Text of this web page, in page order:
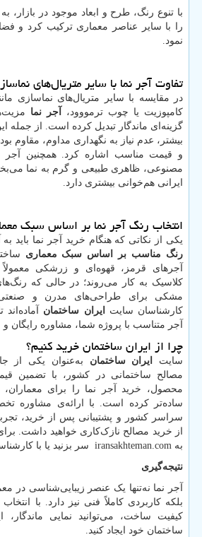
با تنوع رنگ، طرح و ابعاد موجود در بازار،
را با سایر عناصر معماری ترکیب کرد و
نمود.
تفاوت آجر نما با سایر متریال‌های
در مقایسه با سایر متریال‌های نماسازی
کامپوزیت یا چوب ترمووود،
آجر نما
گزینه‌ای ماندگار تبدیل کرده است. از جمله
بیشتر، عدم نیاز به نگهداری مداوم، مقاوم
و قیمت مناسب اشاره کرد. همچنین آجر
مصنوعی، ظاهری طبیعی و گرم به نما
ایرانی هم‌خوانی بیشتری دارد.
انتخاب رنگ آجر نما بر اساس سبک
یکی از نکاتی که هنگام خرید آجر نما باید
رنگ مناسب بر اساس سبک معماری
آجرهای قرمز، قهوه‌ای و زرشکی
کلاسیک به کار می‌روند؛ در حالی که
مشکی برای طراحی‌های مدرن و صنعتی
کارشناسان سایت
ایران ساختمان
آجر متناسب با پروژه شما، مشاوره رایگان و
چرا از ایران ساختمان خرید کنیم؟
سایت ایران ساختمان به‌عنوان یکی از
مصالح ساختمانی در کشور، با تضمین
محصول، خرید آجر نما را برای معماران،
ساده‌تر کرده است. با ارائه‌ی مشاوره
سراسر کشور و پشتیبانی پس از خرید،
از خرید مصالح نازک‌کاری خواهید داشت.
به iransakhteman.com سر بزنید یا با
نتیجه‌گیری
آجر نما نه‌تنها یک عنصر زیبایی‌شناسی
بلکه کاربردی کاملاً فنی نیز دارد. با
کیفیت ساخت، می‌توانید نمایی
ساختمان خود ایجاد کنید.